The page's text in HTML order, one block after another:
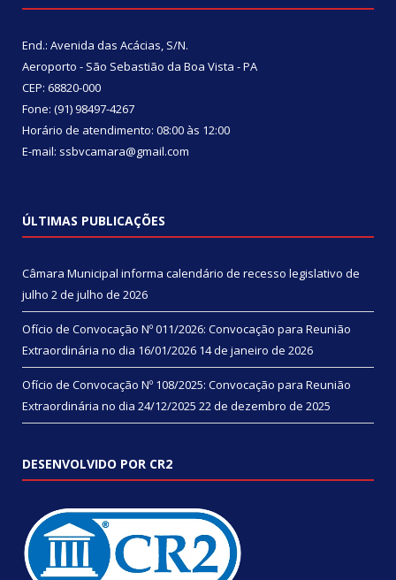
End.: Avenida das Acácias, S/N.
Aeroporto - São Sebastião da Boa Vista - PA
CEP: 68820-000
Fone: (91) 98497-4267
Horário de atendimento: 08:00 às 12:00
E-mail: ssbvcamara@gmail.com
ÚLTIMAS PUBLICAÇÕES
Câmara Municipal informa calendário de recesso legislativo de
julho 2 de julho de 2026
Ofício de Convocação Nº 011/2026: Convocação para Reunião
Extraordinária no dia 16/01/2026 14 de janeiro de 2026
Ofício de Convocação Nº 108/2025: Convocação para Reunião
Extraordinária no dia 24/12/2025 22 de dezembro de 2025
DESENVOLVIDO POR CR2